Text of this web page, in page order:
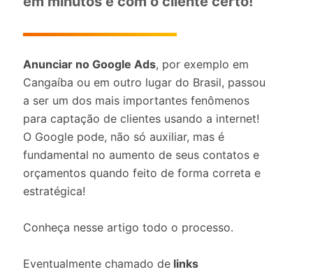
Anunciar no Google Ads, por exemplo em
Cangaíba ou em outro lugar do Brasil, passou
a ser um dos mais importantes fenômenos
para captação de clientes usando a internet!
O Google pode, não só auxiliar, mas é
fundamental no aumento de seus contatos e
orçamentos quando feito de forma correta e
estratégica!
Conheça nesse artigo todo o processo.
Eventualmente chamado de links